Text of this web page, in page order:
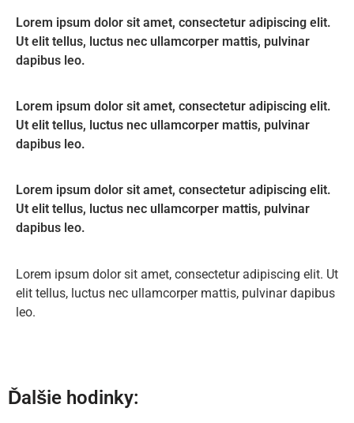
Lorem ipsum dolor sit amet, consectetur adipiscing elit.
Ut elit tellus, luctus nec ullamcorper mattis, pulvinar
dapibus leo.
Lorem ipsum dolor sit amet, consectetur adipiscing elit.
Ut elit tellus, luctus nec ullamcorper mattis, pulvinar
dapibus leo.
Lorem ipsum dolor sit amet, consectetur adipiscing elit.
Ut elit tellus, luctus nec ullamcorper mattis, pulvinar
dapibus leo.
Lorem ipsum dolor sit amet, consectetur adipiscing elit. Ut
elit tellus, luctus nec ullamcorper mattis, pulvinar dapibus
leo.
Ďalšie hodinky: